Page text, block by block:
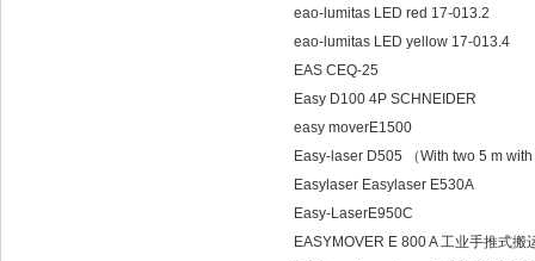
eao-lumitas LED red 17-013.2
eao-lumitas LED yellow 17-013.4
EAS CEQ-25
Easy D100 4P SCHNEIDER
easy moverE1500
Easy-laser D505 （With two 5 m
Easylaser Easylaser E530A
Easy-LaserE950C
EASYMOVER E 800 A 工业手推式搬